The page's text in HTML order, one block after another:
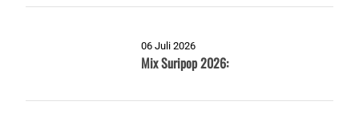
06 Juli 2026
Mix Suripop 2026: